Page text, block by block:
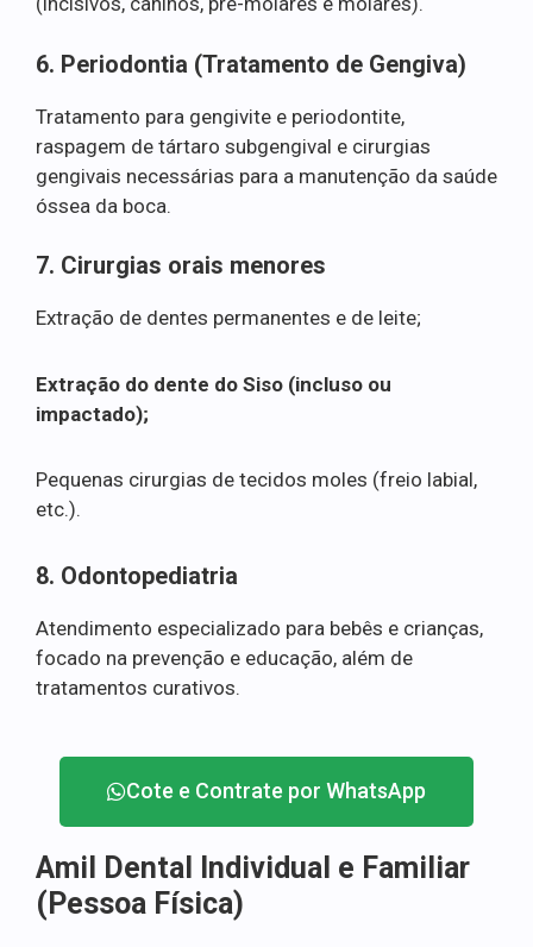
6. Periodontia (Tratamento de Gengiva)
Tratamento para gengivite e periodontite,
raspagem de tártaro subgengival e cirurgias
gengivais necessárias para a manutenção da saúde
óssea da boca.
7. Cirurgias orais menores
Extração de dentes permanentes e de leite;
Extração do dente do Siso (incluso ou
impactado);
Pequenas cirurgias de tecidos moles (freio labial,
etc.).
8. Odontopediatria
Atendimento especializado para bebês e crianças,
focado na prevenção e educação, além de
tratamentos curativos.
Cote e Contrate por WhatsApp
Amil Dental Individual e Familiar
(Pessoa Física)